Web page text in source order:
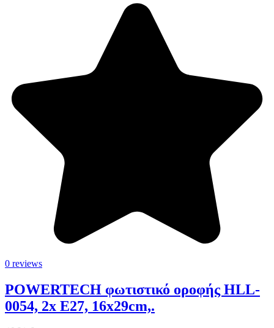
0 reviews
POWERTECH φωτιστικό οροφής HLL-
0054, 2x E27, 16x29cm,.